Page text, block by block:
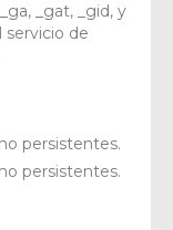
_gat, _gid, y
servicio de
persistentes.
persistentes.